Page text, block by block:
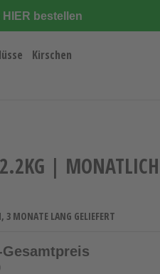
bestellen
Kirschen
|
3 MONATE LANG GELIEFERT
Gesamtpreis